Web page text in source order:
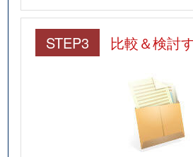
STEP3 比較＆検討